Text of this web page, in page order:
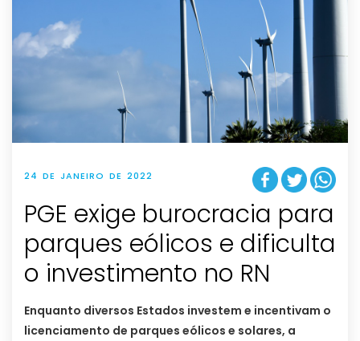
24 DE JANEIRO DE 2022
PGE exige burocracia para
parques eólicos e dificulta
o investimento no RN
Enquanto diversos Estados investem e incentivam o
licenciamento de parques eólicos e solares, a